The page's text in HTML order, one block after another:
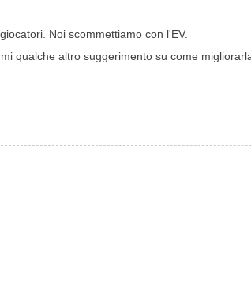
Noi scommettiamo con l'EV.
qualche altro suggerimento su come